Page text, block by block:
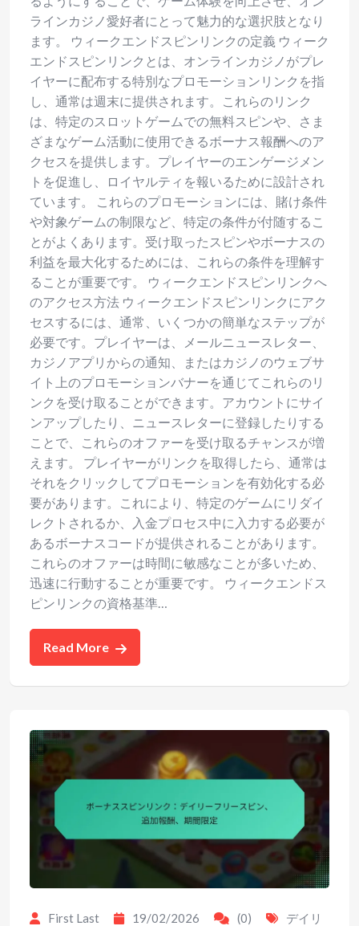
ラインカジノ愛好者にとって魅力的な選択肢となり
ます。 ウィークエンドスピンリンクの定義 ウィーク
エンドスピンリンクとは、オンラインカジノがプレ
イヤーに配布する特別なプロモーションリンクを指
し、通常は週末に提供されます。これらのリンク
は、特定のスロットゲームでの無料スピンや、さま
ざまなゲーム活動に使用できるボーナス報酬へのア
クセスを提供します。プレイヤーのエンゲージメン
トを促進し、ロイヤルティを報いるために設計され
ています。 これらのプロモーションには、賭け条件
や対象ゲームの制限など、特定の条件が付随するこ
とがよくあります。受け取ったスピンやボーナスの
利益を最大化するためには、これらの条件を理解す
ることが重要です。 ウィークエンドスピンリンクへ
のアクセス方法 ウィークエンドスピンリンクにアク
セスするには、通常、いくつかの簡単なステップが
必要です。プレイヤーは、メールニュースレター、
カジノアプリからの通知、またはカジノのウェブサ
イト上のプロモーションバナーを通じてこれらのリ
ンクを受け取ることができます。アカウントにサイ
ンアップしたり、ニュースレターに登録したりする
ことで、これらのオファーを受け取るチャンスが増
えます。 プレイヤーがリンクを取得したら、通常は
それをクリックしてプロモーションを有効化する必
要があります。これにより、特定のゲームにリダイ
レクトされるか、入金プロセス中に入力する必要が
あるボーナスコードが提供されることがあります。
これらのオファーは時間に敏感なことが多いため、
迅速に行動することが重要です。 ウィークエンドス
ピンリンクの資格基準…
Read More
First Last 19/02/2026 (0)
デイリ